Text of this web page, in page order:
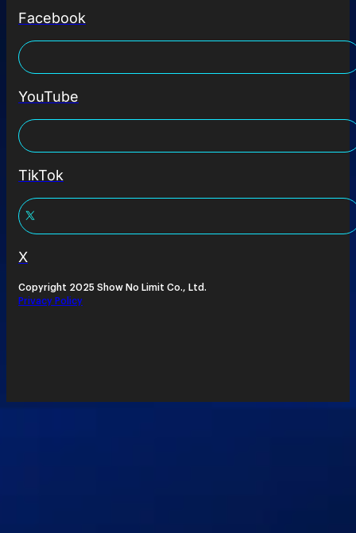
Facebook
YouTube
TikTok
X
Copyright 2025 Show No Limit Co., Ltd.
Privacy Policy